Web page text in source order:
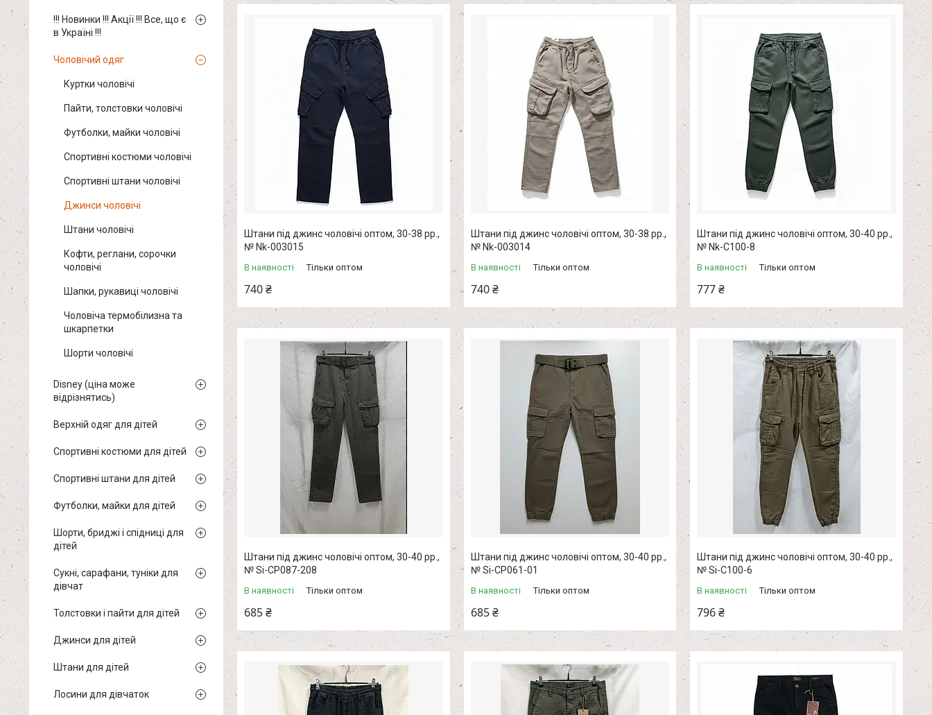
Штани під джинс чоловічі оптом, 30-38 рр.,
№ Nk-003015
В наявності Тільки оптом
740 ₴
Штани під джинс чоловічі оптом, 30-38 рр.,
№ Nk-003014
В наявності Тільки оптом
740 ₴
Штани під джинс чоловічі оптом, 30-40 рр.,
№ Nk-C100-8
В наявності Тільки оптом
777 ₴
Штани під джинс чоловічі оптом, 30-40 рр.,
№ Si-CP087-208
В наявності Тільки оптом
685 ₴
Штани під джинс чоловічі оптом, 30-40 рр.,
№ Si-CP061-01
В наявності Тільки оптом
685 ₴
Штани під джинс чоловічі оптом, 30-40 рр.,
№ Si-C100-6
В наявності Тільки оптом
796 ₴
!!! Новинки !!! Акції !!! Все, що є
в Україні !!!
Чоловічий одяг
Куртки чоловічі
Пайти, толстовки чоловічі
Футболки, майки чоловічі
Спортивні костюми чоловічі
Спортивні штани чоловічі
Джинси чоловічі
Штани чоловічі
Кофти, реглани, сорочки
чоловічі
Шапки, рукавиці чоловічі
Чоловіча термобілизна та
шкарпетки
Шорти чоловічі
Disney (ціна може
відрізнятись)
Верхній одяг для дітей
Спортивні костюми для дітей
Спортивні штани для дітей
Футболки, майки для дітей
Шорти, бриджі і спідниці для
дітей
Сукні, сарафани, туніки для
дівчат
Толстовки і пайти для дітей
Джинси для дітей
Штани для дітей
Лосини для дівчаток